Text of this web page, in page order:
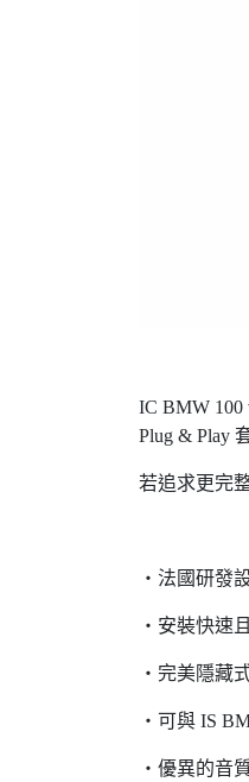
IC BMW
Plug & Play
若追求更完
‧法國研發
‧安裝快速
‧完美隱藏
‧可與 IS
‧優異的音